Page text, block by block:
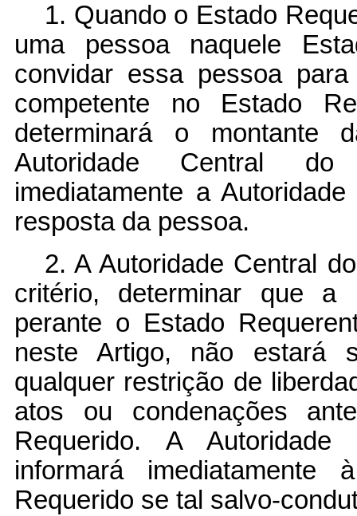
1. Quando o Estado
uma pessoa naquele
convidar essa pessoa
competente no Estado
determinará o montante
Autoridade Central do
imediatamente a
resposta da pessoa.
2. A Autoridade Central
critério, determinar que a
perante o Estado
neste Artigo, não estará
qualquer restrição de
atos ou condenações
Requerido. A
informará
Requerido se tal salvo-